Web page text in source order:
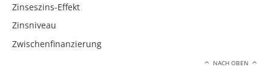
Zinseszins-Effekt
Zinsniveau
Zwischenfinanzierung
NACH OBEN